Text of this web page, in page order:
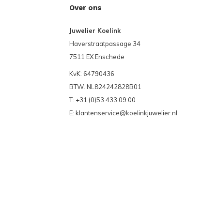
Over ons
Juwelier Koelink
Haverstraatpassage 34
7511 EX Enschede
KvK: 64790436
BTW: NL824242828B01
T: +31 (0)53 433 09 00
E: klantenservice@koelinkjuwelier.nl